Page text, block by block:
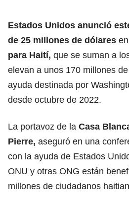
Estados Unidos anunció
de 25 millones de dólares
para Haití, que se suman a
elevan a unos 170 millones
ayuda destinada por
desde octubre de 2022.
La portavoz de la Casa
Pierre, aseguró en una
con la ayuda de Estados
ONU y otras ONG están
millones de ciudadanos